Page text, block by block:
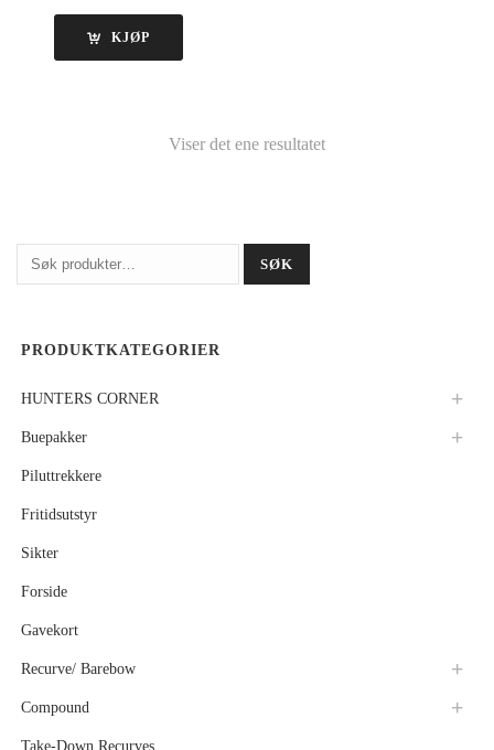
KJØP
Viser det ene resultatet
Søk
etter:
SØK
PRODUKTKATEGORIER
HUNTERS CORNER
Buepakker
Piluttrekkere
Fritidsutstyr
Sikter
Forside
Gavekort
Recurve/ Barebow
Compound
Take-Down Recurves